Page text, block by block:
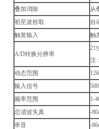
叠加消除
从
初至波拾取
自
触发输入
触
A/D转换分辨率
21
注
动态范围
输入信号
频率范围
1-
总谐波失真
-
串音
-